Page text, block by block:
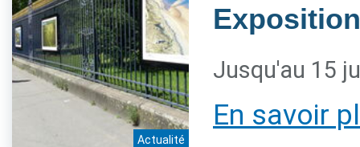
Actualité
Jusqu'au 15
En savoir